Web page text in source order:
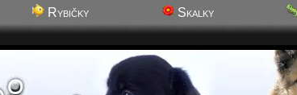
Rybičky Skalky